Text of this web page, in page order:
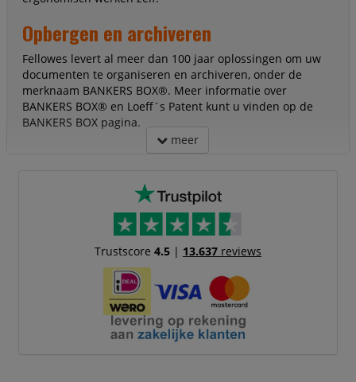
Opbergen en archiveren
Fellowes levert al meer dan 100 jaar oplossingen om uw
documenten te organiseren en archiveren, onder de
merknaam BANKERS BOX®. Meer informatie over
BANKERS BOX® en Loeff´s Patent kunt u vinden op de
BANKERS BOX pagina.
meer
Trustscore 4.5| 13.637reviews